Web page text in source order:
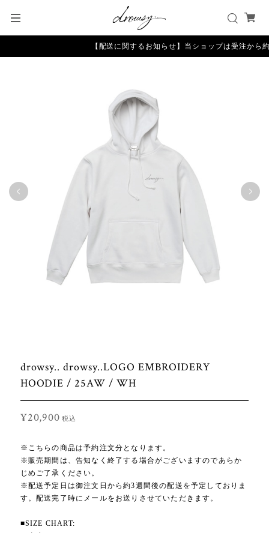
【配送に関するお知らせ】当ショップは受注から
drowsy.. drowsy..LOGO EMBROIDERY
HOODIE / 25AW / WH
¥20,900 税込
※こちらの商品は予約注文分となります。
※販売期間は、告知なく終了する場合がございますのであらか
じめご了承ください。
※配送予定日は御注文日から約3週間後の配送を予定しておりま
す。配送完了時にメールをお送りさせていただきます。
■SIZE CHART: